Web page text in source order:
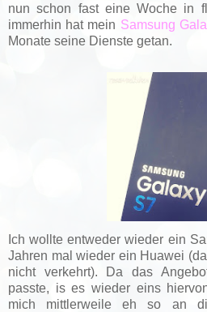
nun schon fast eine Woche in
immerhin hat mein Samsung
Monate seine Dienste getan.
Ich wollte entweder wieder ein
Jahren mal wieder ein Huawei
nicht verkehrt). Da das
passte, is es wieder eins
mich mittlerweile eh so an